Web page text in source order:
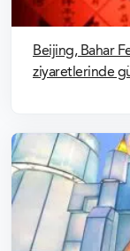
Beijing, Bahar
ziyaretlerinde